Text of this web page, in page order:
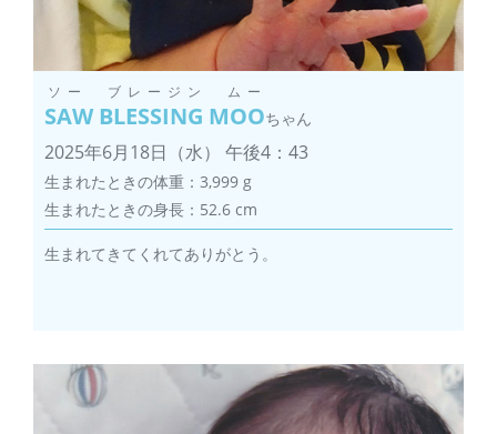
SAW BLESSING MOO
ソー ブレージン ムー
ちゃん
2025年6月18日（水） 午後4：43
生まれたときの体重：3,999 g
生まれたときの身長：52.6 cm
生まれてきてくれてありがとう。